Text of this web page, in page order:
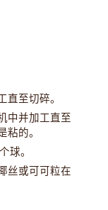
直至切碎。
中并加工直至
粘的。
球。
丝或可可粒在